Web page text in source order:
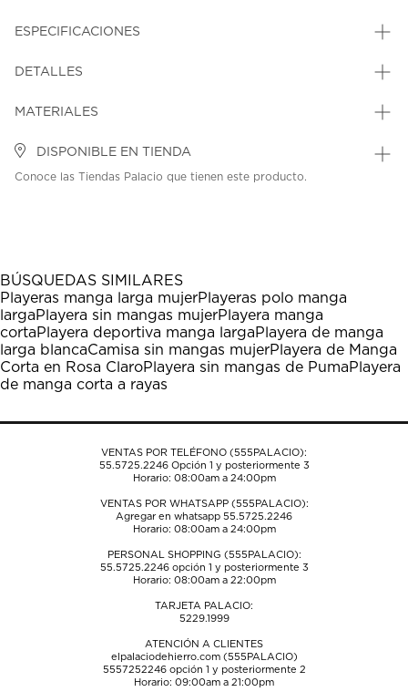
ESPECIFICACIONES
DETALLES
MATERIALES
DISPONIBLE EN TIENDA
Conoce las Tiendas Palacio que tienen este producto.
BÚSQUEDAS SIMILARES
Playeras manga larga mujerPlayeras polo manga
largaPlayera sin mangas mujerPlayera manga
cortaPlayera deportiva manga largaPlayera de manga
larga blancaCamisa sin mangas mujerPlayera de Manga
Corta en Rosa ClaroPlayera sin mangas de PumaPlayera
de manga corta a rayas
VENTAS POR TELÉFONO (555PALACIO):
55.5725.2246Opción 1 y posteriormente 3
Horario: 08:00am a 24:00pm
VENTAS POR WHATSAPP (555PALACIO):
Agregar en whatsapp 55.5725.2246
Horario: 08:00am a 24:00pm
PERSONAL SHOPPING (555PALACIO):
55.5725.2246opción 1 y posteriormente 3
Horario: 08:00am a 22:00pm
TARJETA PALACIO:
5229.1999
ATENCIÓN A CLIENTES
elpalaciodehierro.com (555PALACIO)
5557252246opción 1 y posteriormente 2
Horario: 09:00am a 21:00pm